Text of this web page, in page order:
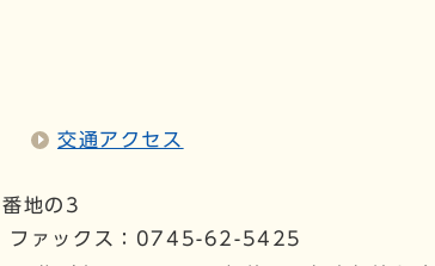
交通アクセス
地の3
ファックス：0745-62-5425